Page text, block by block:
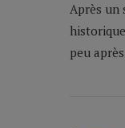
Après un
peu